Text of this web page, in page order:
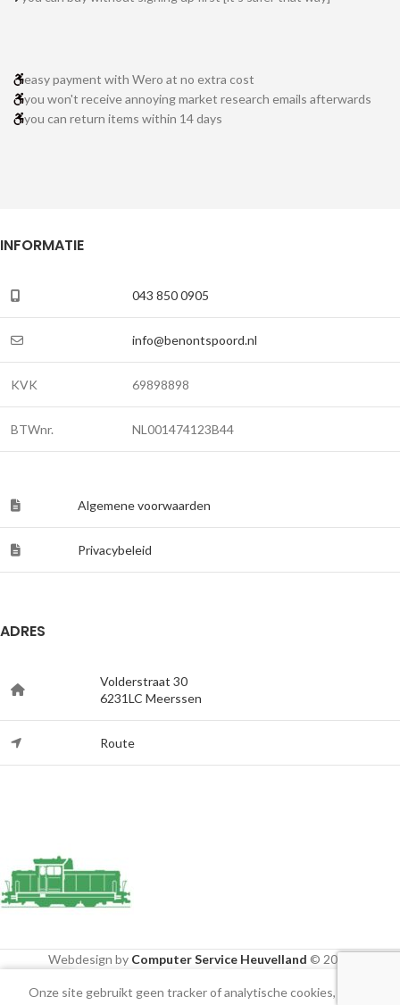
easy payment with Wero at no extra cost
you won't receive annoying market research emails afterwards
you can return items within 14 days
INFORMATIE
043 850 0905
info@benontspoord.nl
KVK 69898898
BTWnr. NL001474123B44
Algemene voorwaarden
Privacybeleid
ADRES
Volderstraat 30
6231LC Meerssen
Route
Webdesign by Computer Service Heuvelland © 2020
Onze site gebruikt geen tracker of analytische cookies, alleen